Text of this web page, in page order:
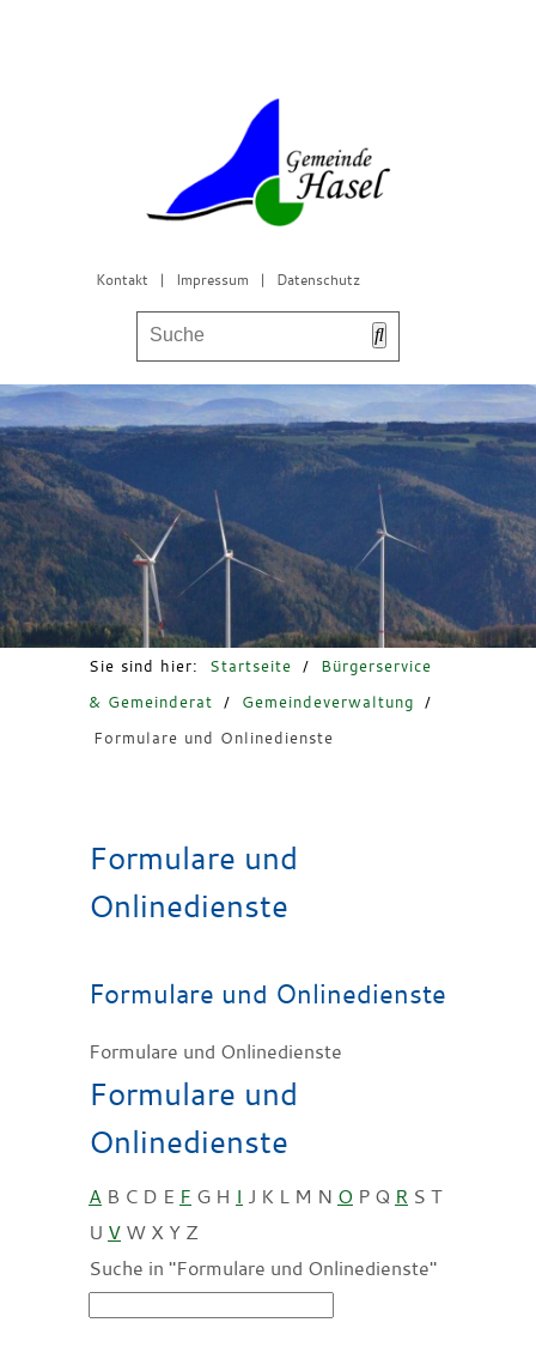
Kontakt | Impressum | Datenschutz
Bürgerservice & Gemeinderat
Leben in Hasel
Freizeit & Tourismus
Sie sind hier: Startseite /
Bürgerservice
& Gemeinderat
/ Gemeindeverwaltung
/
Formulare und Onlinedienste
Formulare und
Onlinedienste
Formulare und Onlinedienste
Formulare und Onlinedienste
Formulare und
Onlinedienste
A B C D E F G H I J K L M N O P Q R S T
U V W X Y Z
Suche in "Formulare und Onlinedienste"